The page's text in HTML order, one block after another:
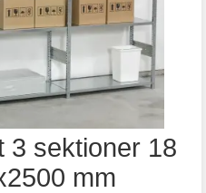
3 sektioner 18
mm